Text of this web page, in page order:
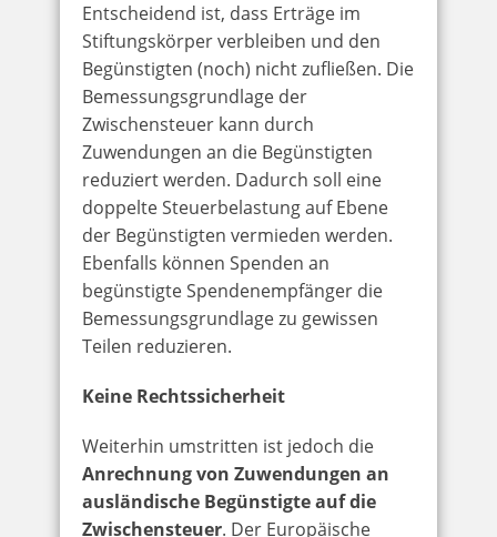
Entscheidend ist, dass Erträge im
Stiftungskörper verbleiben und den
Begünstigten (noch) nicht zufließen. Die
Bemessungsgrundlage der
Zwischensteuer kann durch
Zuwendungen an die Begünstigten
reduziert werden. Dadurch soll eine
doppelte Steuerbelastung auf Ebene
der Begünstigten vermieden werden.
Ebenfalls können Spenden an
begünstigte Spendenempfänger die
Bemessungsgrundlage zu gewissen
Teilen reduzieren.
Keine Rechtssicherheit
Weiterhin umstritten ist jedoch die
Anrechnung von Zuwendungen an
ausländische Begünstigte auf die
Zwischensteuer. Der Europäische